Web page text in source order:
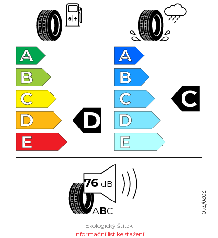
A
B
C
D
E
D
A
B
C
D
E
C
76 dB
ABC 2020/740
Ekologický štítek
Informační list ke stažení